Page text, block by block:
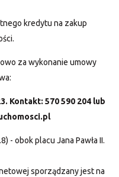
kredytu na zakup
za wykonanie umowy
Kontakt: 570 590 204 lub
- obok placu Jana Pawła II.
sporządzany jest na